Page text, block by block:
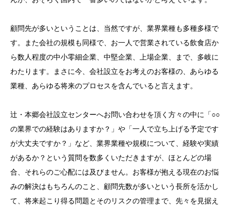
顧問先が多いということは、当然ですが、業界業種も多種多様で
す。また会社の規模も同様で、お一人で営業されている飲食店か
ら数人程度の中小零細企業、中堅企業、上場企業、まで、多岐に
わたります。まさに今、会社設立をお考えのお客様の、あらゆる
業種、あらゆる将来のプロセスを含んでいると言えます。
辻・本郷会社設立センターへお問い合わせを頂く方々の中に「○○
の業界での経験はありますか？」や「一人で立ち上げる予定です
が大丈夫ですか？」など、業界業種や規模について、経験や実績
があるか？という質問を数多くいただきますが、ほとんどの場
合、それらのご心配には及びません。お客様が抱える現在のお悩
みの解決はもちろんのこと、顧問先数が多いという長所を活かし
て、将来起こり得る問題とそのリスクの管理まで、先々を見据え